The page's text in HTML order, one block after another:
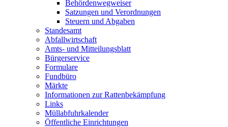
Behördenwegweiser
Satzungen und Verordnungen
Steuern und Abgaben
Standesamt
Abfallwirtschaft
Amts- und Mitteilungsblatt
Bürgerservice
Formulare
Fundbüro
Märkte
Informationen zur Rattenbekämpfung
Links
Müllabfuhrkalender
Öffentliche Einrichtungen